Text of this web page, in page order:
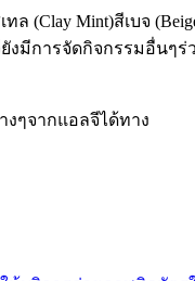
ล (Clay Mint)สีเบจ
ารจัดกิจกรรมอื่นๆร่
งๆจากแอลจีได้ทาง